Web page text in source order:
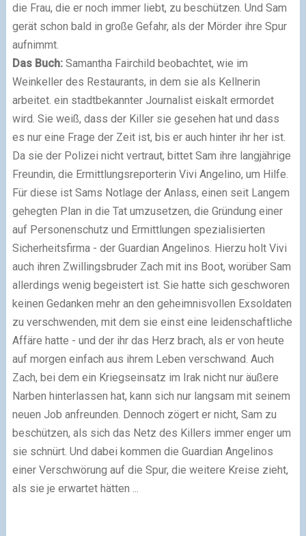
die Frau, die er noch immer liebt, zu beschützen. Und Sam
gerät schon bald in große Gefahr, als der Mörder ihre Spur
aufnimmt.
Das Buch:Samantha Fairchild beobachtet, wie im
Weinkeller des Restaurants, in dem sie als Kellnerin
arbeitet. ein stadtbekannter Journalist eiskalt ermordet
wird. Sie weiß, dass der Killer sie gesehen hat und dass
es nur eine Frage der Zeit ist, bis er auch hinter ihr her ist.
Da sie der Polizei nicht vertraut, bittet Sam ihre langjährige
Freundin, die Ermittlungsreporterin Vivi Angelino, um Hilfe.
Für diese ist Sams Notlage der Anlass, einen seit Langem
gehegten Plan in die Tat umzusetzen, die Gründung einer
auf Personenschutz und Ermittlungen spezialisierten
Sicherheitsfirma - der Guardian Angelinos. Hierzu holt Vivi
auch ihren Zwillingsbruder Zach mit ins Boot, worüber Sam
allerdings wenig begeistert ist. Sie hatte sich geschworen
keinen Gedanken mehr an den geheimnisvollen Exsoldaten
zu verschwenden, mit dem sie einst eine leidenschaftliche
Affäre hatte - und der ihr das Herz brach, als er von heute
auf morgen einfach aus ihrem Leben verschwand. Auch
Zach, bei dem ein Kriegseinsatz im Irak nicht nur äußere
Narben hinterlassen hat, kann sich nur langsam mit seinem
neuen Job anfreunden. Dennoch zögert er nicht, Sam zu
beschützen, als sich das Netz des Killers immer enger um
sie schnürt. Und dabei kommen die Guardian Angelinos
einer Verschwörung auf die Spur, die weitere Kreise zieht,
als sie je erwartet hätten ...